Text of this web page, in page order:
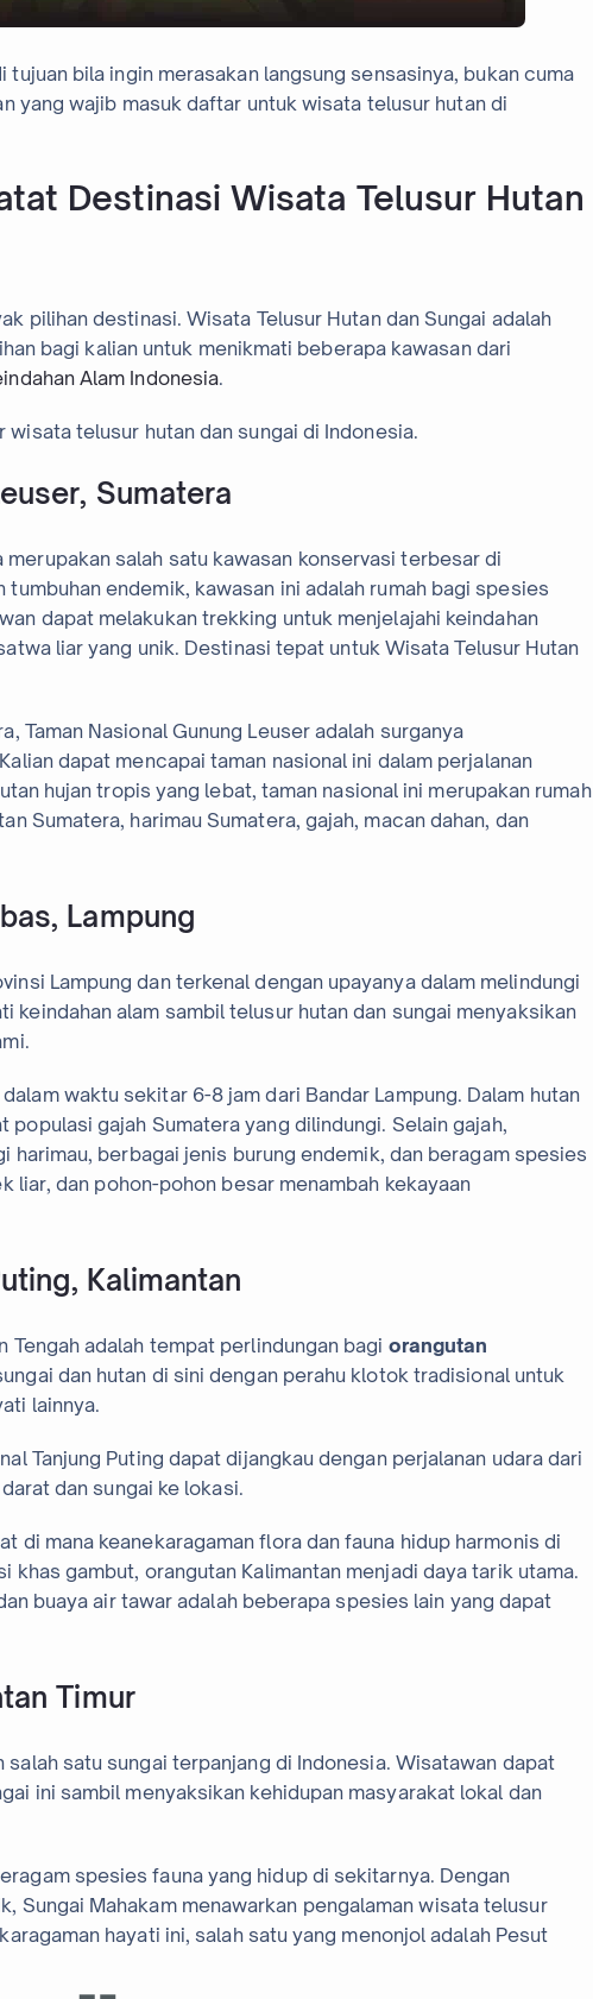
bila ingin merasakan langsung sensasinya, bukan cuma
yang wajib masuk daftar untuk wisata telusur hutan di
Destinasi Wisata Telusur Hutan
pilihan destinasi. Wisata Telusur Hutan dan Sungai adalah
bagi kalian untuk menikmati beberapa kawasan dari
Alam Indonesia.
telusur hutan dan sungai di Indonesia.
Sumatera
merupakan salah satu kawasan konservasi terbesar di
endemik, kawasan ini adalah rumah bagi spesies
dapat melakukan trekking untuk menjelajahi keindahan
liar yang unik. Destinasi tepat untuk Wisata Telusur Hutan
Taman Nasional Gunung Leuser adalah surganya
dapat mencapai taman nasional ini dalam perjalanan
hujan tropis yang lebat, taman nasional ini merupakan rumah
Sumatera, harimau Sumatera, gajah, macan dahan, dan
Lampung
Lampung dan terkenal dengan upayanya dalam melindungi
keindahan alam sambil telusur hutan dan sungai menyaksikan
waktu sekitar 6-8 jam dari Bandar Lampung. Dalam hutan
populasi gajah Sumatera yang dilindungi. Selain gajah,
harimau, berbagai jenis burung endemik, dan beragam spesies
liar, dan pohon-pohon besar menambah kekayaan
Kalimantan
Tengah adalah tempat perlindungan bagi orangutan
dan hutan di sini dengan perahu klotok tradisional untuk
lainnya.
Tanjung Puting dapat dijangkau dengan perjalanan udara dari
dan sungai ke lokasi.
di mana keanekaragaman flora dan fauna hidup harmonis di
khas gambut, orangutan Kalimantan menjadi daya tarik utama.
buaya air tawar adalah beberapa spesies lain yang dapat
Timur
salah satu sungai terpanjang di Indonesia. Wisatawan dapat
ini sambil menyaksikan kehidupan masyarakat lokal dan
spesies fauna yang hidup di sekitarnya. Dengan
Sungai Mahakam menawarkan pengalaman wisata telusur
hayati ini, salah satu yang menonjol adalah Pesut